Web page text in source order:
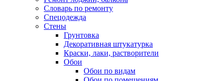
Словарь по ремонту
Спецодежда
Стены
Грунтовка
Декоративная штукатурка
Краски, лаки, растворители
Обои
Обои по видам